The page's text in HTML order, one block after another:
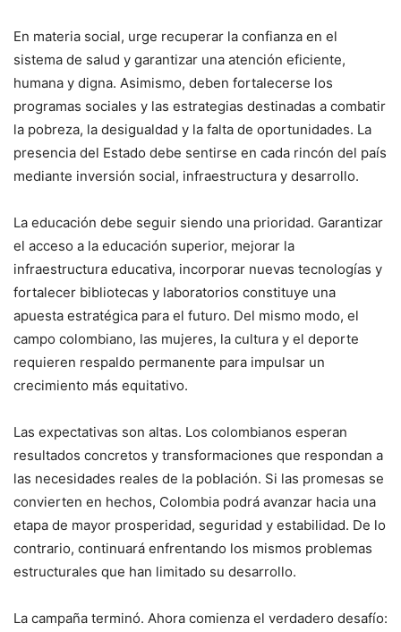
En materia social, urge recuperar la confianza en el
sistema de salud y garantizar una atención eficiente,
humana y digna. Asimismo, deben fortalecerse los
programas sociales y las estrategias destinadas a combatir
la pobreza, la desigualdad y la falta de oportunidades. La
presencia del Estado debe sentirse en cada rincón del país
mediante inversión social, infraestructura y desarrollo.
La educación debe seguir siendo una prioridad. Garantizar
el acceso a la educación superior, mejorar la
infraestructura educativa, incorporar nuevas tecnologías y
fortalecer bibliotecas y laboratorios constituye una
apuesta estratégica para el futuro. Del mismo modo, el
campo colombiano, las mujeres, la cultura y el deporte
requieren respaldo permanente para impulsar un
crecimiento más equitativo.
Las expectativas son altas. Los colombianos esperan
resultados concretos y transformaciones que respondan a
las necesidades reales de la población. Si las promesas se
convierten en hechos, Colombia podrá avanzar hacia una
etapa de mayor prosperidad, seguridad y estabilidad. De lo
contrario, continuará enfrentando los mismos problemas
estructurales que han limitado su desarrollo.
La campaña terminó. Ahora comienza el verdadero desafío: